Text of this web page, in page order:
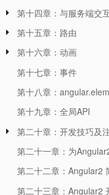
第十四章：与服务端交
第十五章：路由
第十六章：动画
第十七章：事件
第十八章：
第十九章：全局API
第二十章：开发技巧及
第二十一章：为
第二十二章：Angular2
第二十三章：Angular2